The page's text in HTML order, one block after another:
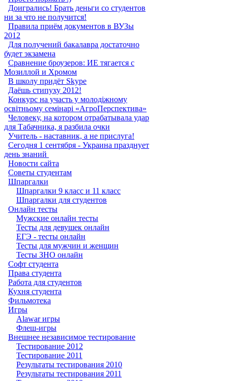
Доигрались! Брать деньги со студентов
ни за что не получится!
Правила приём документов в ВУЗы
2012
Для получений бакалавра достаточно
будет экзамена
Сравнение броузеров: ИЕ тягается с
Мозиллой и Хромом
В школу придёт Skype
Даёшь стипуху 2012!
Конкурс на участь у молодіжному
освітньому семінарі «АгроПерспектива»
Человеку, на котором отрабатывала удар
для Табачника, я разбила очки
Учитель - наставник, а не прислуга!
Сегодня 1 сентября - Украина празднует
день знаний ‎
Новости сайта
Советы студентам
Шпаргалки
Шпаргалки 9 класс и 11 класс
Шпаргалки для студентов
Онлайн тесты
Мужские онлайн тесты
Тесты для девушек онлайн
ЕГЭ - тесты онлайн
Тесты для мужчин и женщин
Тесты ЗНО онлайн
Софт студента
Права студента
Работа для студентов
Кухня студента
Фильмотека
Игры
Alawar игры
Флеш-игры
Внешнее независимое тестирование
Тестирование 2012
Тестирование 2011
Результаты тестирования 2010
Результаты тестирования 2011